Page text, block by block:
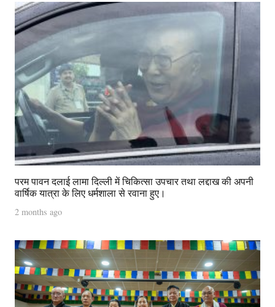
परम पावन दलाई लामा दिल्ली में चिकित्सा उपचार तथा लद्दाख की अपनी
वार्षिक यात्रा के लिए धर्मशाला से रवाना हुए।
2 months ago